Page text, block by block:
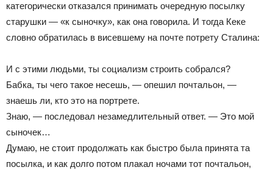
категорически отказался принимать очередную посылку
старушки — «к сыночку», как она говорила. И тогда Кеке
словно обратилась в висевшему на почте потрету Сталина:
И с этими людьми, ты социализм строить собрался?
Бабка, ты чего такое несешь, — опешил почтальон, —
знаешь ли, кто это на портрете.
Знаю, — последовал незамедлительный ответ. — Это мой
сыночек…
Думаю, не стоит продолжать как быстро была принята та
посылка, и как долго потом плакал ночами тот почтальон,